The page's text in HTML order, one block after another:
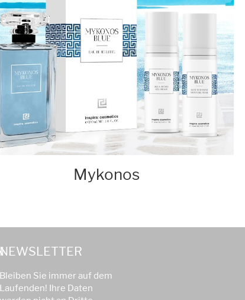
Mykonos
NEWSLETTER
Bleiben Sie immer auf dem
Laufenden! Ihre Daten